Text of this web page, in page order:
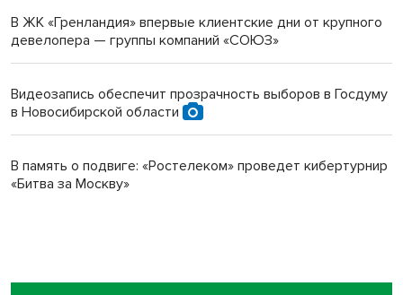
В ЖК «Гренландия» впервые клиентские дни от крупного
девелопера — группы компаний «СОЮЗ»
Видеозапись обеспечит прозрачность выборов в Госдуму
в Новосибирской области
В память о подвиге: «Ростелеком» проведет кибертурнир
«Битва за Москву»